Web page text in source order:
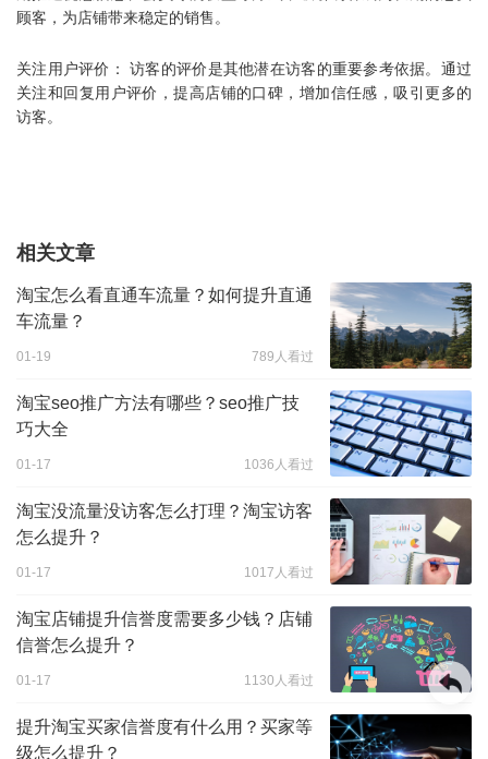
顾客，为店铺带来稳定的销售。
关注用户评价： 访客的评价是其他潜在访客的重要参考依据。通过
关注和回复用户评价，提高店铺的口碑，增加信任感，吸引更多的
访客。
相关文章
淘宝怎么看直通车流量？如何提升直通
车流量？
01-19 789人看过
淘宝seo推广方法有哪些？seo推广技
巧大全
01-17 1036人看过
淘宝没流量没访客怎么打理？淘宝访客
怎么提升？
01-17 1017人看过
淘宝店铺提升信誉度需要多少钱？店铺
信誉怎么提升？
01-17 1130人看过
提升淘宝买家信誉度有什么用？买家等
级怎么提升？